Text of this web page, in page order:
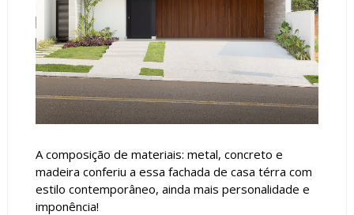
A composição de materiais: metal, concreto e
madeira conferiu a essa fachada de casa térra com
estilo contemporâneo, ainda mais personalidade e
imponência!